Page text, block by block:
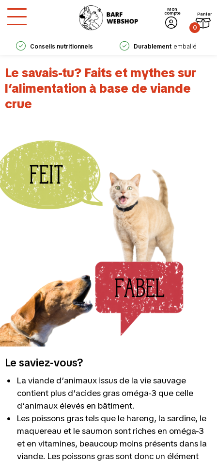
0
Panier
Mon
compte
Conseils nutritionnels Durablementemballé
Le savais-tu? Faits et mythes sur
l’alimentation à base de viande
crue
Le saviez-vous?
La viande d’animaux issus de la vie sauvage
contient plus d’acides gras oméga-3 que celle
d’animaux élevés en bâtiment.
Les poissons gras tels que le hareng, la sardine, le
maquereau et le saumon sont riches en oméga-3
et en vitamines, beaucoup moins présents dans la
viande. Les poissons gras sont donc un élément